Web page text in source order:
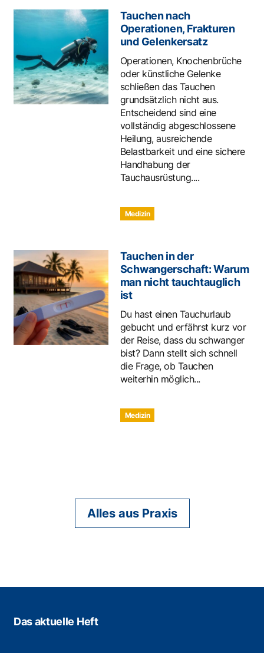
Tauchen nach
Operationen, Frakturen
und Gelenkersatz
Operationen, Knochenbrüche
oder künstliche Gelenke
schließen das Tauchen
grundsätzlich nicht aus.
Entscheidend sind eine
vollständig abgeschlossene
Heilung, ausreichende
Belastbarkeit und eine sichere
Handhabung der
Tauchausrüstung....
Medizin
Tauchen in der
Schwangerschaft: Warum
man nicht tauchtauglich
ist
Du hast einen Tauchurlaub
gebucht und erfährst kurz vor
der Reise, dass du schwanger
bist? Dann stellt sich schnell
die Frage, ob Tauchen
weiterhin möglich...
Medizin
Alles aus Praxis
Das aktuelle Heft